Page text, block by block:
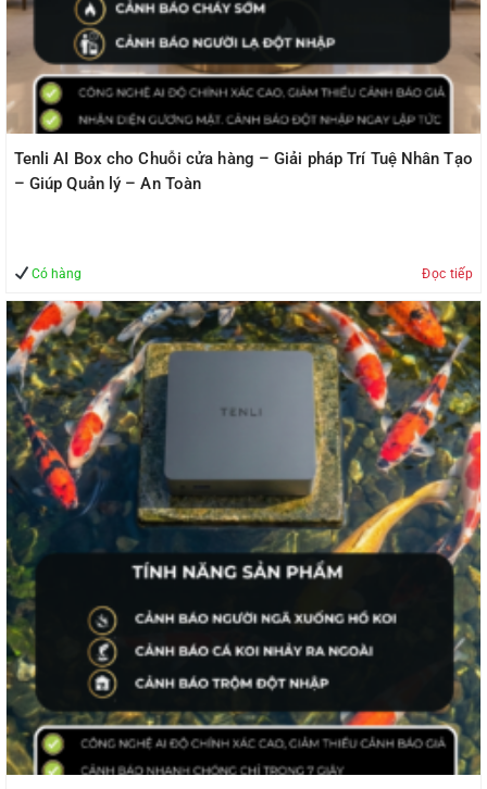
Tenli AI Box cho Chuỗi cửa hàng – Giải pháp Trí Tuệ Nhân Tạo
– Giúp Quản lý – An Toàn
Có hàng Đọc tiếp